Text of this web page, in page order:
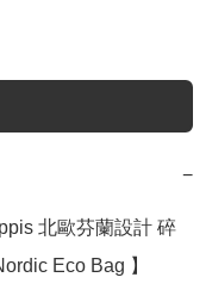
−
北歐芬蘭設計 碎
Eco Bag 】